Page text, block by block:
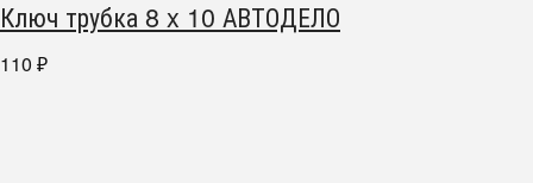
Ключ трубка 8 x 10 АВТОДЕЛО
110 ₽